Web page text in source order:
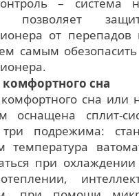
– система
позволяет
от
самым
сна
сна или
оснащена сплит-
подрежима:
температура
при